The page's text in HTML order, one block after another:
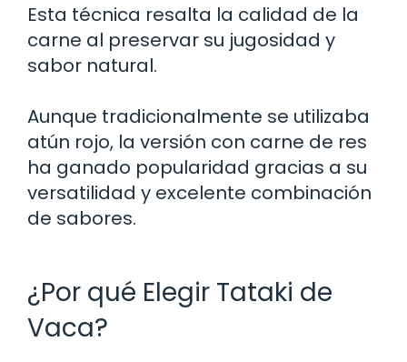
Esta técnica resalta la calidad de la
carne al preservar su jugosidad y
sabor natural.
Aunque tradicionalmente se utilizaba
atún rojo, la versión con carne de res
ha ganado popularidad gracias a su
versatilidad y excelente combinación
de sabores.
¿Por qué Elegir Tataki de
Vaca?